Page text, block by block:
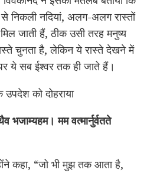
नदियां, अलग-अलग रास्तों
जाती हैं, ठीक उसी तरह मनुष्य
चुनता है, लेकिन ये रास्ते देखने में
ये सब ईश्वर तक ही जाते हैं।
को दोहराया
भजाम्यहम। मम वत्मार्नुर्वतते
कहा, “जो भी मुझ तक आता है,